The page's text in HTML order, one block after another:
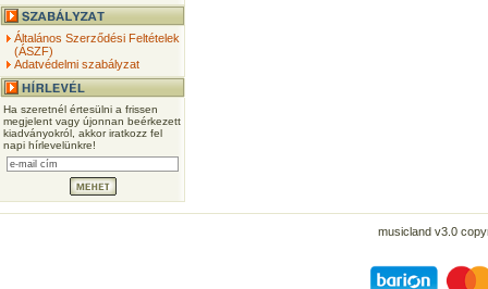
Általános Szerződési Feltételek
(ÁSZF)
Adatvédelmi szabályzat
Ha szeretnél értesülni a frissen
megjelent vagy újonnan beérkezett
kiadványokról, akkor iratkozz fel
napi hírlevelünkre!
musicland v3.0